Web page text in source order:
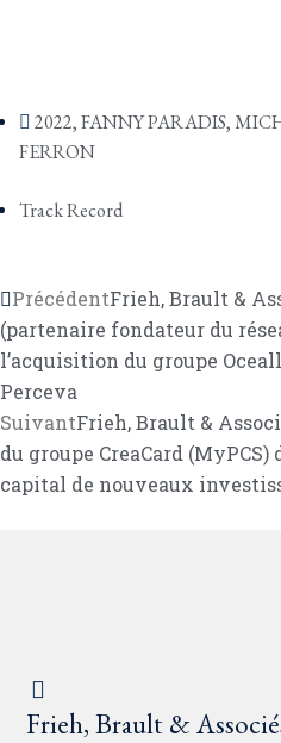
2022,FANNY PARADIS,
FERRON
Track Record
PrécédentFrieh, Brault &
(partenaire fondateur du
l’acquisition du groupe
Perceva
SuivantFrieh, Brault &
du groupe CreaCard (MyPCS)
capital de nouveaux
Frieh, Brault &